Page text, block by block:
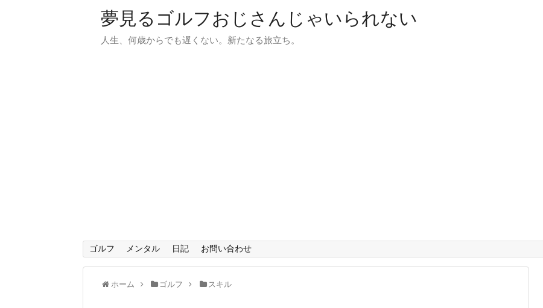
夢見るゴルフおじさんじゃいられない
人生、何歳からでも遅くない。新たなる旅立ち。
ゴルフ メンタル 日記 お問い合わせ
ホーム ゴルフ スキル